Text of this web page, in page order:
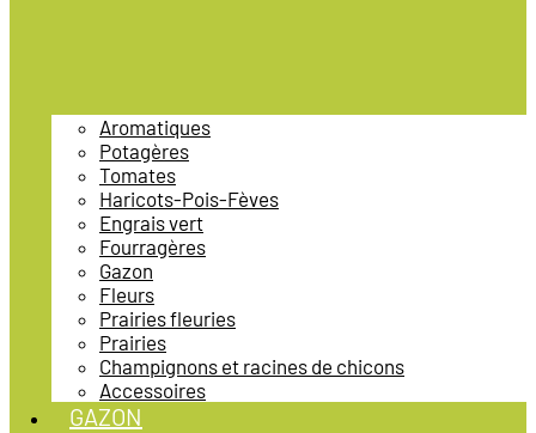
Aromatiques
Potagères
Tomates
Haricots-Pois-Fèves
Engrais vert
Fourragères
Gazon
Fleurs
Prairies fleuries
Prairies
Champignons et racines de chicons
Accessoires
GAZON